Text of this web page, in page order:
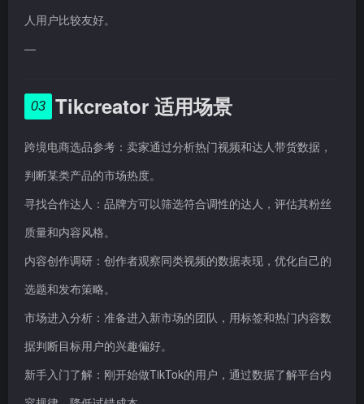
人用户比较友好。
—
03 Tikcreator 适用场景
跨境电商选品参考：卖家通过分析热门视频和达人带货数据，
判断某类产品的市场热度。
寻找合作达人：品牌方可以筛选符合调性的达人，评估其粉丝
质量和内容风格。
内容创作调研：创作者观察同类视频的数据表现，优化自己的
选题和发布策略。
市场进入分析：准备进入新市场的团队，用标签和热门内容数
据判断目标用户的兴趣偏好。
新手入门了解：刚开始做TikTok的用户，通过数据了解平台内